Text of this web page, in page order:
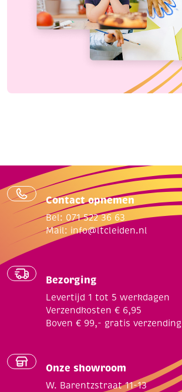
Contact opnemen
Bel: 071 522 36 63
Mail: info@ltcleiden.nl
Bezorging
Levertijd 1 tot 5 werkdagen
Verzendkosten € 6,95
Boven € 99,- gratis verzending
Onze showroom
W. Barentzstraat 11-13